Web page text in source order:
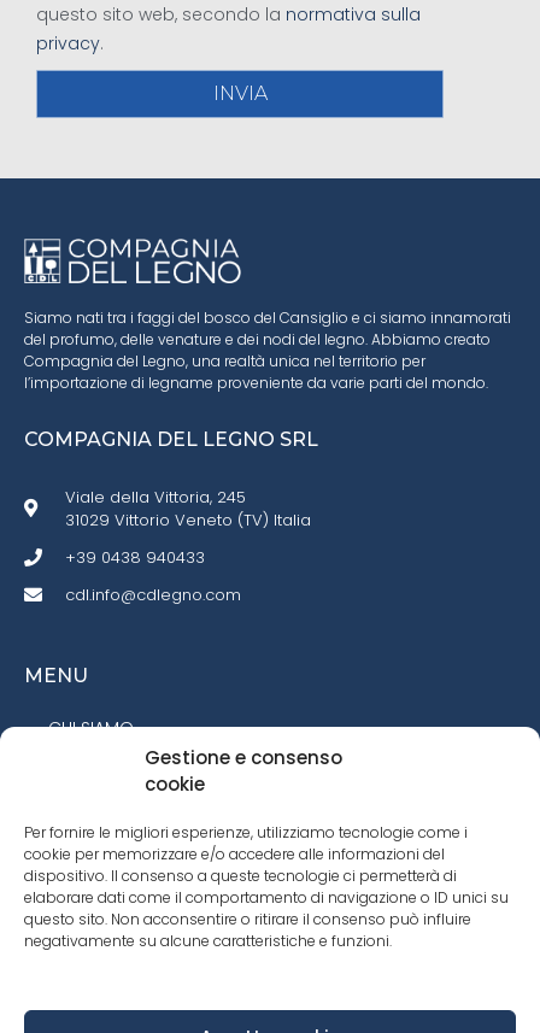
Gestione e consenso
cookie
Per fornire le migliori esperienze, utilizziamo tecnologie come i
cookie per memorizzare e/o accedere alle informazioni del
dispositivo. Il consenso a queste tecnologie ci permetterà di
elaborare dati come il comportamento di navigazione o ID unici su
questo sito. Non acconsentire o ritirare il consenso può influire
negativamente su alcune caratteristiche e funzioni.
questo sito web, secondo la normativa sulla
privacy.
INVIA
Siamo nati tra i faggi del bosco del Cansiglio e ci siamo innamorati
del profumo, delle venature e dei nodi del legno. Abbiamo creato
Compagnia del Legno, una realtà unica nel territorio per
l’importazione di legname proveniente da varie parti del mondo.
COMPAGNIA DEL LEGNO SRL
Viale della Vittoria, 245
31029 Vittorio Veneto (TV) Italia
+39 0438 940433
cdl.info@cdlegno.com
MENU
CHI SIAMO
SALES NETWORK
SERVIZI
PRODOTTI
CONTATTI